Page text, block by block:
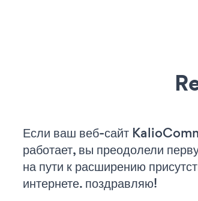
Если ваш веб-сайт
работает, вы преодолели
на пути к расширению
интернете. поздравляю!